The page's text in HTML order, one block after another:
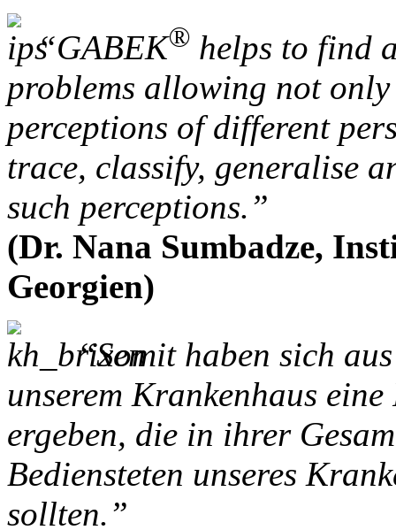
“GABEK® helps to find
problems allowing not
perceptions of different
trace, classify, generalise
such perceptions.”
(Dr. Nana Sumbadze,
Georgien)
“Somit haben sich
unserem Krankenhaus
ergeben, die in ihrer
Bediensteten unseres
sollten.”